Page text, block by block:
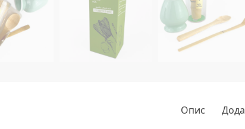
Опис